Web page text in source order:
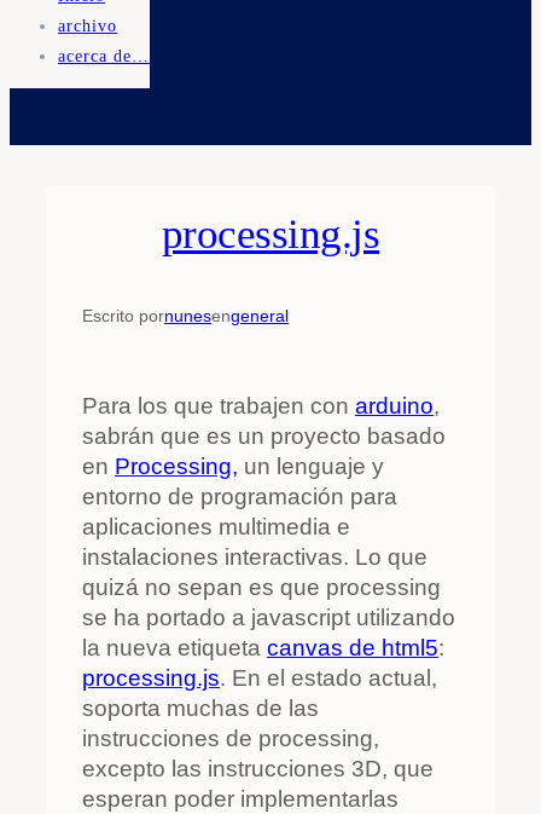
archivo
acerca de…
processing.js
Escrito pornunesengeneral
Para los que trabajen con arduino,
sabrán que es un proyecto basado
en Processing, un lenguaje y
entorno de programación para
aplicaciones multimedia e
instalaciones interactivas. Lo que
quizá no sepan es que processing
se ha portado a javascript utilizando
la nueva etiqueta canvas de html5:
processing.js. En el estado actual,
soporta muchas de las
instrucciones de processing,
excepto las instrucciones 3D, que
esperan poder implementarlas